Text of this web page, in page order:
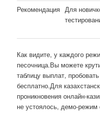
Рекомендация Для
Как видите, у каждого
песочница.Вы можете
таблицу выплат,
бесплатно.Для
проникновения онлайн-
не устоялось, демо-